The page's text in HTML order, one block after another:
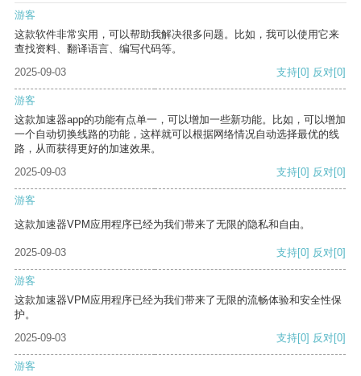
游客
这款软件非常实用，可以帮助我解决很多问题。比如，我可以使用它来
查找资料、翻译语言、编写代码等。
2025-09-03
支持[0] 反对[0]
游客
这款加速器app的功能有点单一，可以增加一些新功能。比如，可以增加
一个自动切换线路的功能，这样就可以根据网络情况自动选择最优的线
路，从而获得更好的加速效果。
2025-09-03
支持[0] 反对[0]
游客
这款加速器VPM应用程序已经为我们带来了无限的隐私和自由。
2025-09-03 支持[0] 反对[0]
游客
这款加速器VPM应用程序已经为我们带来了无限的流畅体验和安全性保
护。
2025-09-03
支持[0] 反对[0]
游客